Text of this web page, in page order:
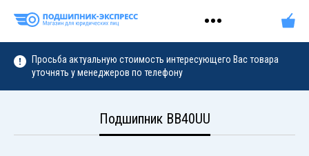
Просьба актуальную стоимость интересующего Вас товара
уточнять у менеджеров по телефону
Подшипник BB40UU